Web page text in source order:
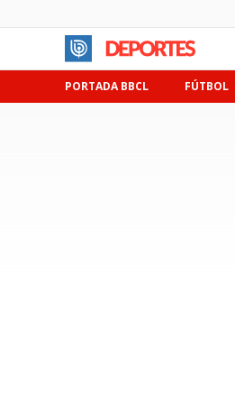
PORTADA BBCL FÚTBOL